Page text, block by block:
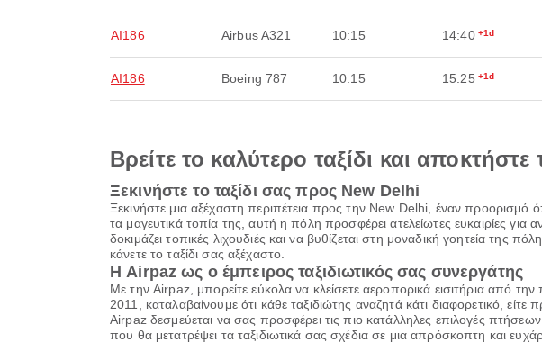
AI186 Airbus A321 10:15 14:40 +1d
AI186 Boeing 787 10:15 15:25 +1d
Βρείτε το καλύτερο ταξίδι και αποκτήστε
Ξεκινήστε το ταξίδι σας προς New Delhi
Ξεκινήστε μια αξέχαστη περιπέτεια προς την New Delhi, έναν προορισμό
τα μαγευτικά τοπία της, αυτή η πόλη προσφέρει ατελείωτες ευκαιρίες
δοκιμάζει τοπικές λιχουδιές και να βυθίζεται στη μοναδική γοητεία της
κάνετε το ταξίδι σας αξέχαστο.
Η Airpaz ως ο έμπειρος ταξιδιωτικός σας συνεργάτης
Με την Airpaz, μπορείτε εύκολα να κλείσετε αεροπορικά εισιτήρια από
2011, καταλαβαίνουμε ότι κάθε ταξιδιώτης αναζητά κάτι διαφορετικό, είτε
Airpaz δεσμεύεται να σας προσφέρει τις πιο κατάλληλες επιλογές
που θα μετατρέψει τα ταξιδιωτικά σας σχέδια σε μια απρόσκοπτη και